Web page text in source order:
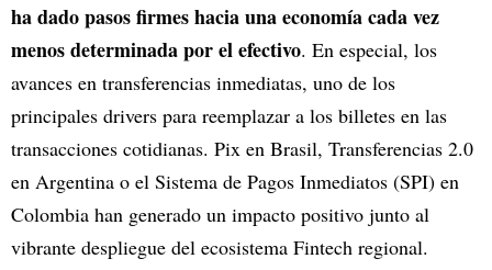
ha dado pasos firmes hacia una economía cada vez
menos determinada por el efectivo. En especial, los
avances en transferencias inmediatas, uno de los
principales drivers para reemplazar a los billetes en las
transacciones cotidianas. Pix en Brasil, Transferencias 2.0
en Argentina o el Sistema de Pagos Inmediatos (SPI) en
Colombia han generado un impacto positivo junto al
vibrante despliegue del ecosistema Fintech regional.